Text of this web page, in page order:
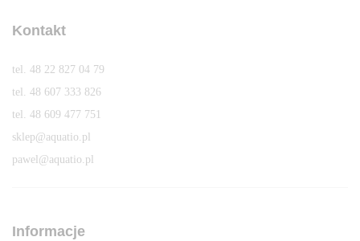
Kontakt
tel. 48 22 827 04 79
tel. 48 607 333 826
tel. 48 609 477 751
sklep@aquatio.pl
pawel@aquatio.p
Informacje